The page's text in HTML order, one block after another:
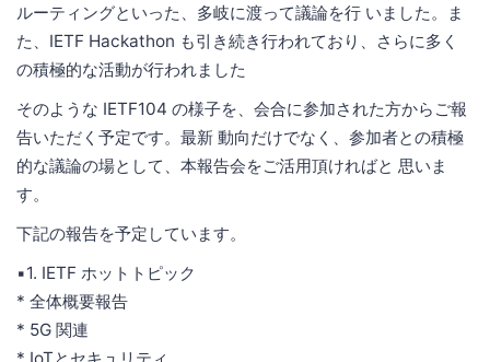
ルーティングといった、多岐に渡って議論を行 いました。ま
た、IETF Hackathon も引き続き行われており、さらに多く
の積極的な活動が行われました
そのような IETF104 の様子を、会合に参加された方からご報
告いただく予定です。最新 動向だけでなく、参加者との積極
的な議論の場として、本報告会をご活用頂ければと 思いま
す。
下記の報告を予定しています。
▪️1. IETF ホットトピック
* 全体概要報告
* 5G 関連
* IoTとセキュリティ